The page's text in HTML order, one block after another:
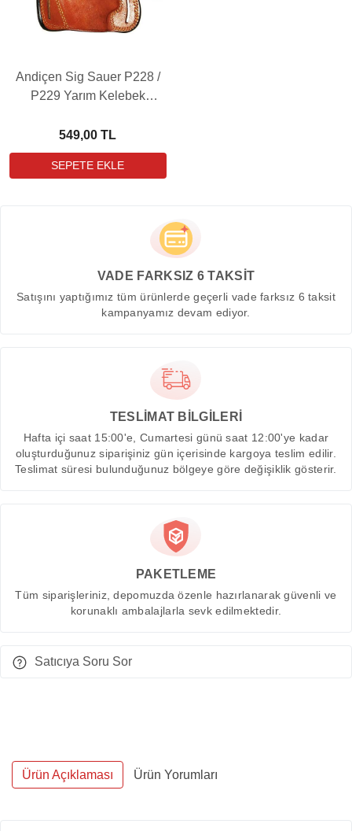
Andiçen Sig Sauer P228 /
P229 Yarım Kelebek
549,00 TL
VADE FARKSIZ 6 TAKSİT
Satışını yaptığımız tüm ürünlerde geçerli vade farksız 6 taksit
kampanyamız devam ediyor.
TESLİMAT BİLGİLERİ
Hafta içi saat 15:00'e, Cumartesi günü saat 12:00'ye kadar
oluşturduğunuz siparişiniz gün içerisinde kargoya teslim edilir.
Teslimat süresi bulunduğunuz bölgeye göre değişiklik gösterir.
PAKETLEME
Tüm siparişleriniz, depomuzda özenle hazırlanarak güvenli ve
korunaklı ambalajlarla sevk edilmektedir.
Satıcıya Soru Sor
Ürün Açıklaması Ürün Yorumları